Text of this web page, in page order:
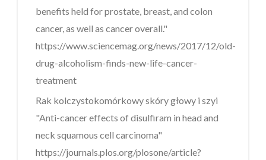
benefits held for prostate, breast, and colon
cancer, as well as cancer overall."
https://www.sciencemag.org/news/2017/12/old-
drug-alcoholism-finds-new-life-cancer-
treatment
Rak kolczystokomórkowy skóry głowy i szyi
"Anti-cancer effects of disulfiram in head and
neck squamous cell carcinoma"
https://journals.plos.org/plosone/article?